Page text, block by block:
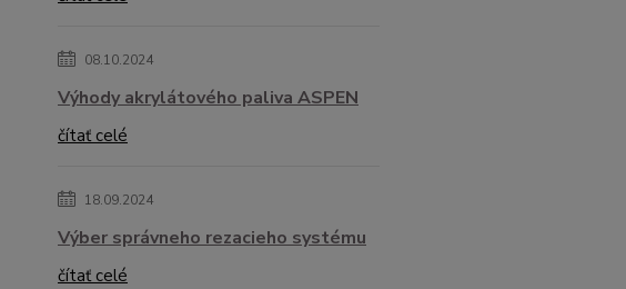
08.10.2024
Výhody akrylátového paliva ASPEN
čítať celé
18.09.2024
Výber správneho rezacieho systému
čítať celé